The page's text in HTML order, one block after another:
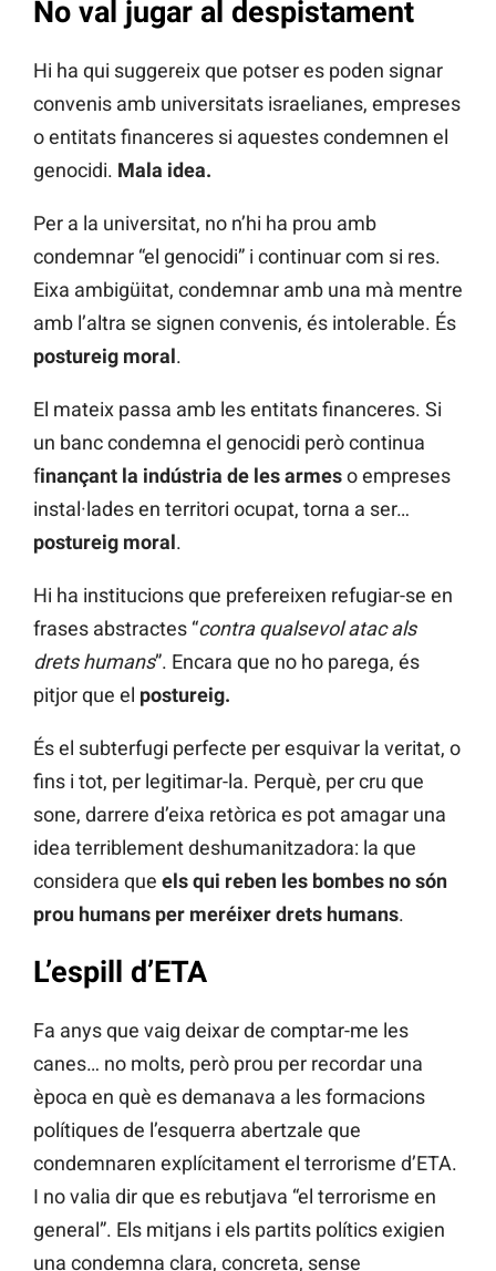
No val jugar al despistament
Hi ha qui suggereix que potser es poden signar
convenis amb universitats israelianes, empreses
o entitats financeres si aquestes condemnen el
genocidi. Mala idea.
Per a la universitat, no n’hi ha prou amb
condemnar “el genocidi” i continuar com si res.
Eixa ambigüitat, condemnar amb una mà mentre
amb l’altra se signen convenis, és intolerable. És
postureig moral.
El mateix passa amb les entitats financeres. Si
un banc condemna el genocidi però continua
finançant la indústria de les armeso empreses
instal·lades en territori ocupat, torna a ser…
postureig moral.
Hi ha institucions que prefereixen refugiar-se en
frases abstractes “contra qualsevol atac als
drets humans”. Encara que no ho parega, és
pitjor que el postureig.
És el subterfugi perfecte per esquivar la veritat, o
fins i tot, per legitimar-la. Perquè, per cru que
sone, darrere d’eixa retòrica es pot amagar una
idea terriblement deshumanitzadora: la que
considera que els qui reben les bombes no són
prou humans per meréixer drets humans.
L’espill d’ETA
Fa anys que vaig deixar de comptar-me les
canes… no molts, però prou per recordar una
època en què es demanava a les formacions
polítiques de l’esquerra abertzale que
condemnaren explícitament el terrorisme d’ETA.
I no valia dir que es rebutjava “el terrorisme en
general”. Els mitjans i els partits polítics exigien
una condemna clara, concreta, sense